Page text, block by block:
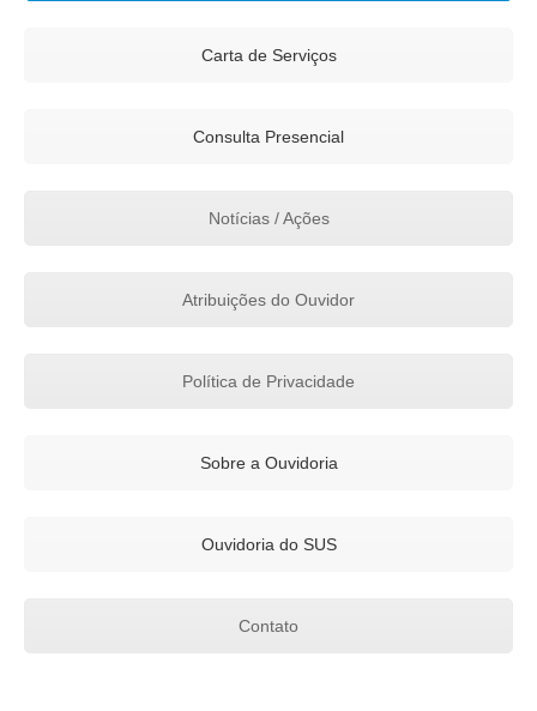
Carta de Serviços
Consulta Presencial
Notícias / Ações
Atribuições do Ouvidor
Política de Privacidade
Sobre a Ouvidoria
Ouvidoria do SUS
Contato